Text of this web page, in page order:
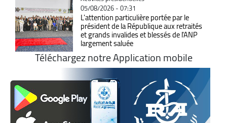
05/08/2026 - 07:31
L'attention particulière portée par le
président de la République aux retraités
et grands invalides et blessés de l'ANP
largement saluée
Téléchargez notre Application mobile